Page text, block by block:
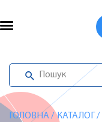
ГОЛОВНА/ КАТАЛОГ /